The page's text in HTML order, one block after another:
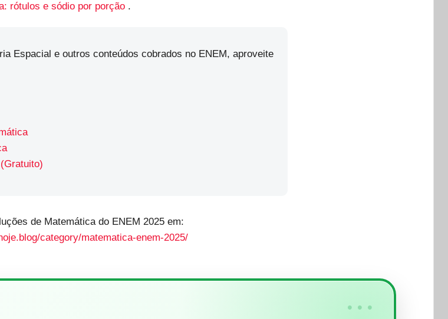
rótulos e sódio por porção .
Espacial e outros conteúdos cobrados no ENEM, aproveite
de Matemática do ENEM 2025 em:
category/matematica-enem-2025/
•••